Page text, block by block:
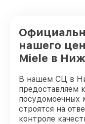
нашего
Miele в
В нашем СЦ в
предоставляем
посудомоечных
строятся на
контроле